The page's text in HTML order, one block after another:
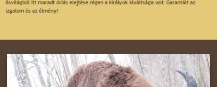
ősvilágból itt maradt óriás elejtése régen a királyok kiváltsága volt. Garantált az
izgalom és az élmény!